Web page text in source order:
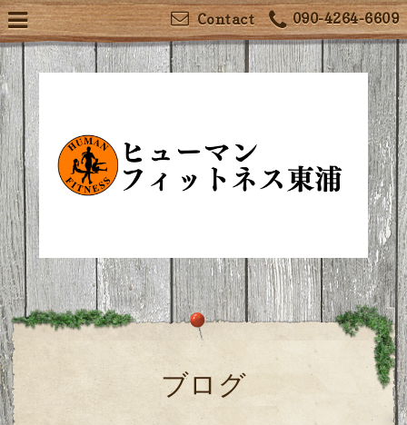
090-4264-6609
Contact
ブログ